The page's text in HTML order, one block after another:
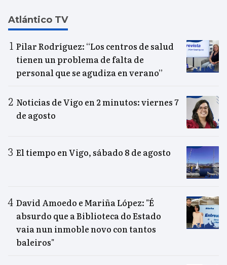
Atlántico TV
Pilar Rodríguez: “Los centros de salud
tienen un problema de falta de
personal que se agudiza en verano”
Noticias de Vigo en 2 minutos: viernes 7
de agosto
El tiempo en Vigo, sábado 8 de agosto
David Amoedo e Mariña López: "É
absurdo que a Biblioteca do Estado
vaia nun inmoble novo con tantos
baleiros"